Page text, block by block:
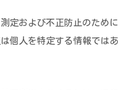
定および不正防止のために
個人を特定する情報ではあ